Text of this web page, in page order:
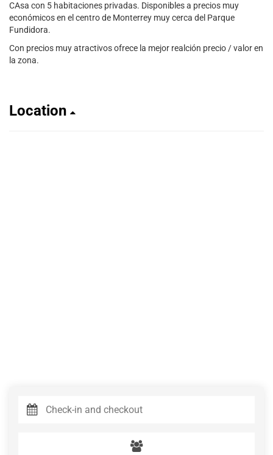
CAsa con 5 habitaciones privadas. Disponibles a precios muy
económicos en el centro de Monterrey muy cerca del Parque
Fundidora.
Con precios muy atractivos ofrece la mejor realción precio / valor en
la zona.
Location